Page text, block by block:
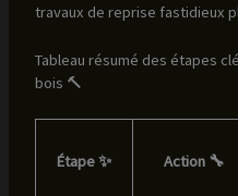
travaux de reprise fastidieux
Tableau résumé des étapes
bois 🔨
Étape ✨ Action 🔧